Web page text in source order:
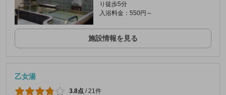
り徒歩5分
入浴料金：550円～
施設情報を見る
乙女湯
3.8点 / 21件